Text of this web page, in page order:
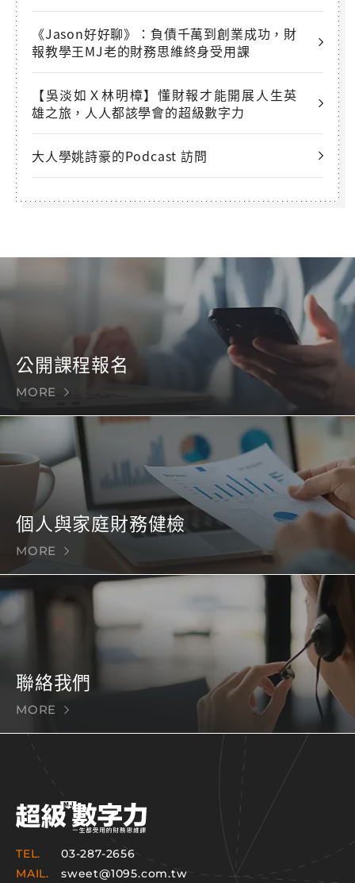
《Jason好好聊》：負債千萬到創業成功，財
報教學王MJ老的財務思維終身受用課
【吳淡如Ｘ林明樟】懂財報才能開展人生英
雄之旅，人人都該學會的超級數字力
大人學姚詩豪的Podcast 訪問
公開課程報名
MORE
個人與家庭財務健檢
MORE
聯絡我們
MORE
TEL.
03-287-2656
MAIL.
sweet@1095.com.tw